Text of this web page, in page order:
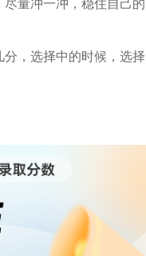
量冲一冲，稳住自己的
，选择中的时候，选择